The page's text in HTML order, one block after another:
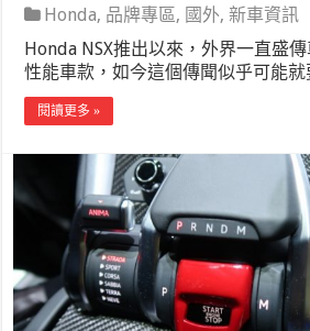
Honda, 品牌專區, 國外,新車資訊
Honda NSX推出以來，外界一直盛
性能車款，如今這個傳聞似乎可能
閱讀更多 »